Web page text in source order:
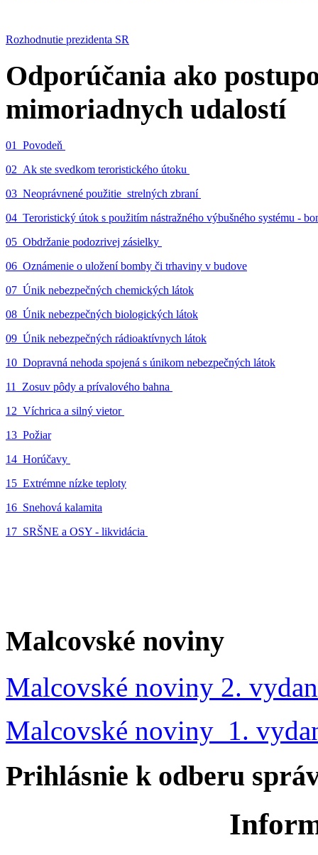
Rozhodnutie prezidenta SR
Odporúčania ako
mimoriadnych udalostí
01_Povodeň
02_Ak ste svedkom teroristického útoku
03_Neoprávnené použitie strelných zbraní
04_Teroristický útok s použitím nástražného výbušného systému -
05_Obdržanie podozrivej zásielky
06_Oznámenie o uložení bomby či trhaviny v budove
07_Únik nebezpečných chemických látok
08_Únik nebezpečných biologických látok
09_Únik nebezpečných rádioaktívnych látok
10_Dopravná nehoda spojená s únikom nebezpečných látok
11_Zosuv pôdy a prívalového bahna
12_Víchrica a silný vietor
13_Požiar
14_Horúčavy
15_Extrémne nízke teploty
16_Snehová kalamita
17_SRŠNE a OSY - likvidácia
Malcovské noviny
Malcovské noviny 2.
Malcovské noviny 1.
Prihlásnie k odberu